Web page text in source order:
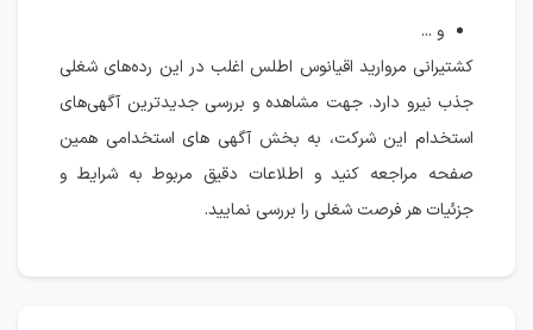
و ...
کشتیرانی مروارید اقیانوس اطلس اغلب در این رده‌های شغلی
جذب نیرو دارد. جهت مشاهده و بررسی جدیدترین آگهی‌های
استخدام این شرکت، به بخش آگهی های استخدامی همین
صفحه مراجعه کنید و اطلاعات دقیق مربوط به شرایط و
جزئیات هر فرصت شغلی را بررسی نمایید.